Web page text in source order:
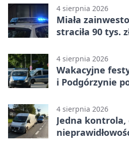
4 sierpnia 2026
Miała
straciła 90 tys.
4 sierpnia 2026
Wakacyjne
i Podgórzynie
4 sierpnia 2026
Jedna